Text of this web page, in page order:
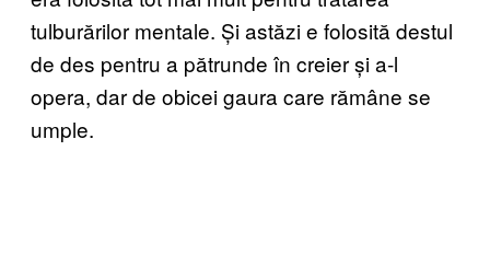
tulburărilor mentale. Și astăzi e folosită destul
de des pentru a pătrunde în creier și a-l
opera, dar de obicei gaura care rămâne se
umple.